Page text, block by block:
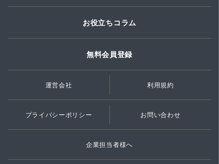
お役立ちコラム
無料会員登録
運営会社 利用規約
プライバシーポリシー お問い合わせ
企業担当者様へ